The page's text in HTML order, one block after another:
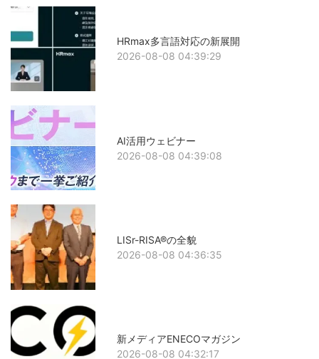
HRmax多言語対応の新展開
2026-08-08 04:39:29
AI活用ウェビナー
2026-08-08 04:39:08
LISr-RISA®の全貌
2026-08-08 04:36:35
新メディアENECOマガジン
2026-08-08 04:32:17